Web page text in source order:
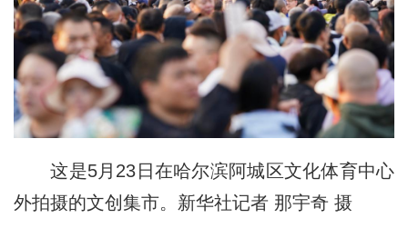
这是5月23日在哈尔滨阿城区文化体育中心
外拍摄的文创集市。新华社记者 那宇奇 摄